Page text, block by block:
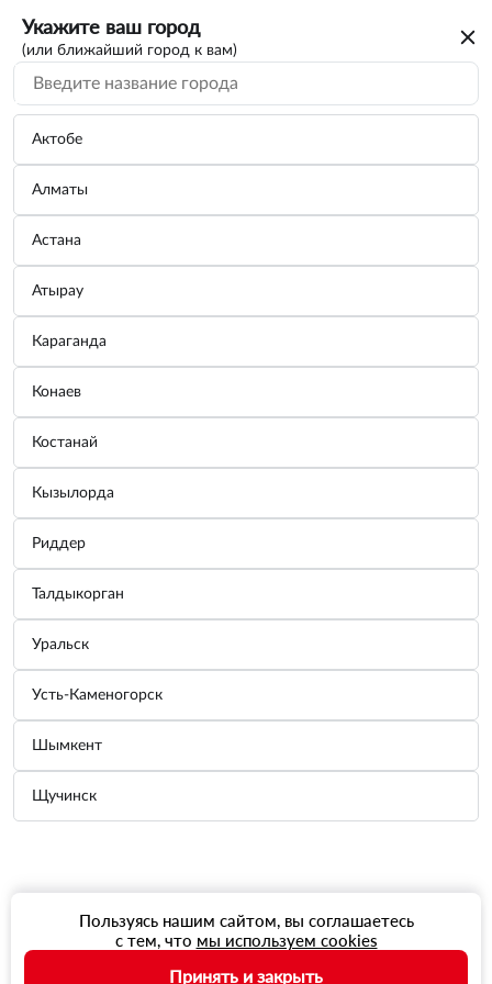
Укажите ваш город
(или ближайший город к вам)
Актобе
Алматы
Астана
Атырау
Караганда
Конаев
Костанай
Кызылорда
Риддер
Талдыкорган
Уральск
Усть-Каменогорск
Шымкент
Щучинск
Пользуясь нашим сайтом, вы соглашаетесь
с тем, что мы используем cookies
Принять и закрыть